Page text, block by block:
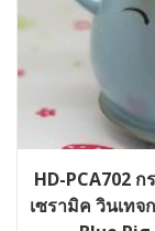
HD-PCA702 ก
เซรามิค วินเทจ